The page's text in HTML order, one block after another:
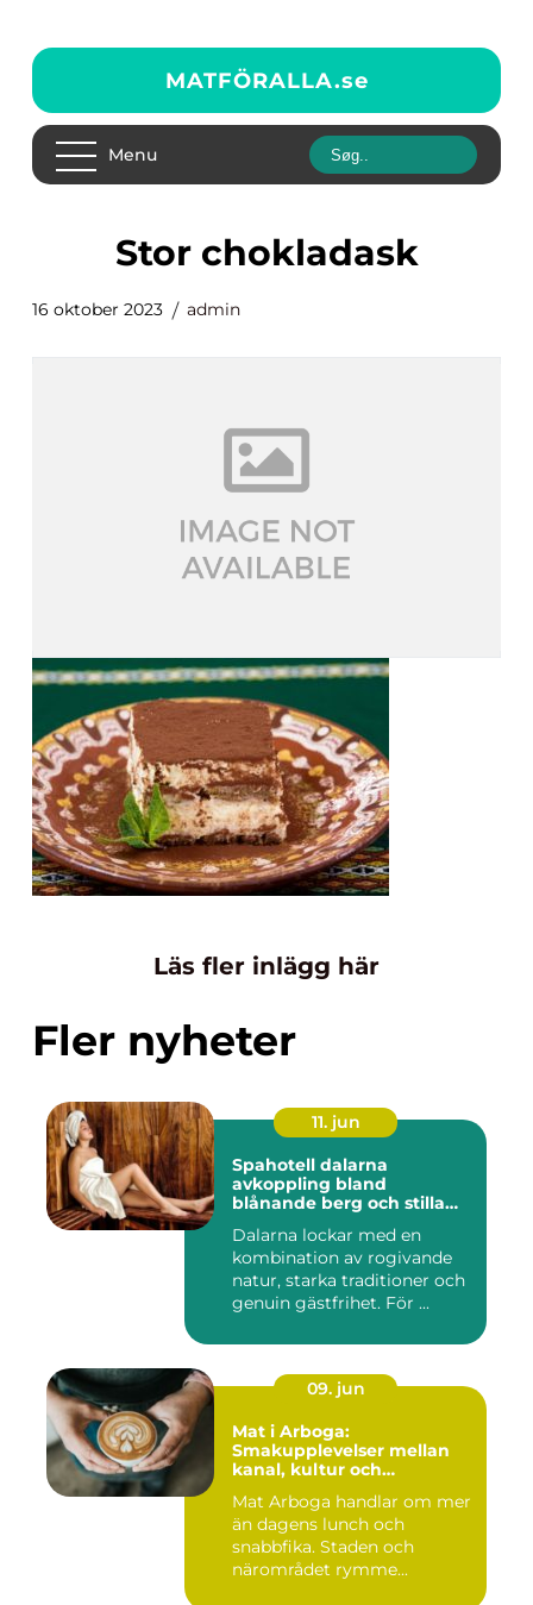
MATFÖRALLA.se
Menu
stor chokladask
16 oktober 2023 admin
Läs fler inlägg här
Fler nyheter
11. jun
Spahotell dalarna
avkoppling bland
blånande berg och stilla
Dalarna lockar med en
kombination av rogivande
natur, starka traditioner och
genuin gästfrihet. För ...
09. jun
Mat i Arboga:
Smakupplevelser mellan
kanal, kultur och
Mat Arboga handlar om mer
än dagens lunch och
snabbfika. Staden och
närområdet rymme...